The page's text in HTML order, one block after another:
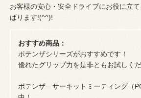
お客様の安心・安全ドライブにお役に立
ばります!(^^)!
おすすめ商品：
ポテンザシリーズがおすすめです！
優れたグリップ力を是非ともお試し
ポテンザ―サーキットミーティング（